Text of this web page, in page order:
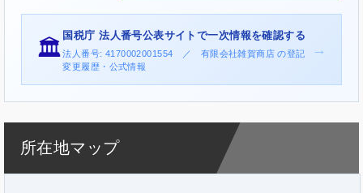
🏛️
国税庁 法人番号公表サイトで一次情報を確認する
法人番号: 4170002001554 ／ 有限会社雑賀商店 の登記
変更履歴・公式情報
→
所在地マップ